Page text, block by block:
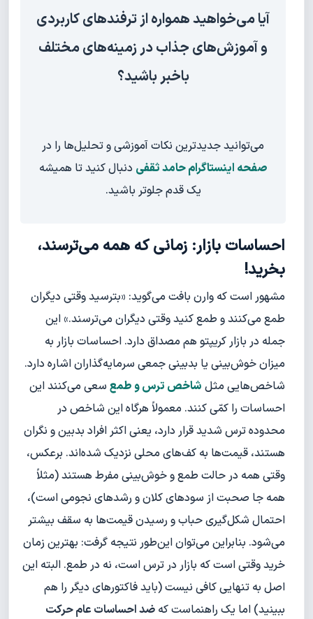
آیا می‌خواهید همواره از ترفندهای کاربردی
و آموزش‌های جذاب در زمینه‌های مختلف
باخبر باشید؟
می‌توانید جدیدترین نکات آموزشی و تحلیل‌ها را در
صفحه اینستاگرام حامد ثقفی دنبال کنید تا همیشه
یک قدم جلوتر باشید.
احساسات بازار: زمانی که همه می‌ترسند،
بخرید!
مشهور است که وارن بافت می‌گوید: «بترسید وقتی دیگران
طمع می‌کنند و طمع کنید وقتی دیگران می‌ترسند.» این
جمله در بازار کریپتو هم مصداق دارد. احساسات بازار به
میزان خوش‌بینی یا بدبینی جمعی سرمایه‌گذاران اشاره دارد.
شاخص‌هایی مثل شاخص ترس و طمع سعی می‌کنند این
احساسات را کمّی کنند. معمولاً هرگاه این شاخص در
محدوده ترس شدید قرار دارد، یعنی اکثر افراد بدبین و نگران
هستند، قیمت‌ها به کف‌های محلی نزدیک شده‌اند. برعکس،
وقتی همه در حالت طمع و خوش‌بینی مفرط هستند (مثلاً
همه جا صحبت از سودهای کلان و رشدهای نجومی است)،
احتمال شکل‌گیری حباب و رسیدن قیمت‌ها به سقف بیشتر
می‌شود. بنابراین می‌توان این‌طور نتیجه گرفت: بهترین زمان
خرید وقتی است که بازار در ترس است، نه در طمع. البته این
اصل به تنهایی کافی نیست (باید فاکتورهای دیگر را هم
ببینید) اما یک راهنماست که ضد احساسات عام حرکت